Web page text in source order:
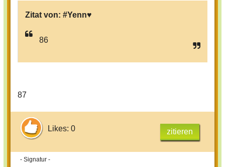
Zitat von: #Yenn♥
86
87
Likes: 0 zitieren
- Signatur -